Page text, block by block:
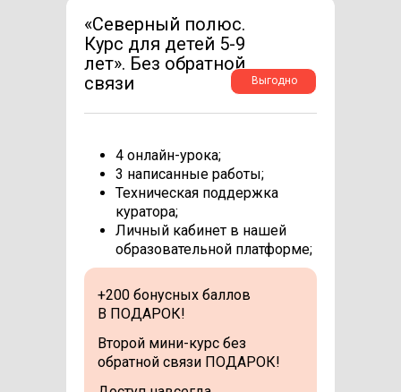
4 онлайн-урока;
3 написанные работы;
Техническая поддержка
куратора;
Личный кабинет в нашей
образовательной платформе;
«Северный полюс.
Курс для детей 5-9
лет». Без обратной
связи
+200 бонусных баллов
В ПОДАРОК!
Выгодно
Второй мини-курс без
обратной связи ПОДАРОК!